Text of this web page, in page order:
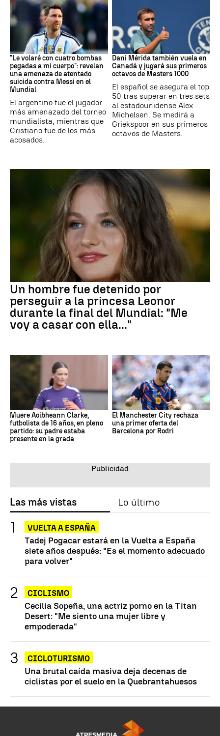
Mundial 2026
"Le volaré con cuatro bombas
pegadas a mi cuerpo": revelan
una amenaza de atentado
suicida contra Messi en el
Mundial
El argentino fue el jugador
más amenazado del torneo
mundialista, mientras que
Cristiano fue de los más
acosados.
Tenis
Dani Mérida también vuela en
Canadá y jugará sus primeros
octavos de Masters 1000
El español se asegura el top
50 tras superar en tres sets
al estadounidense Alex
Michelsen. Se medirá a
Griekspoor en sus primeros
octavos de Masters.
Un hombre fue detenido por
perseguir a la princesa Leonor
durante la final del Mundial: "Me
voy a casar con ella..."
Muere Aoibheann Clarke,
futbolista de 16 años, en pleno
partido: su padre estaba
presente en la grada
El Manchester City rechaza
una primer oferta del
Barcelona por Rodri
Las más vistas Lo último
VUELTA A ESPAÑA
Tadej Pogacar estará en la Vuelta a España
siete años después: "Es el momento adecuado
para volver"
CICLISMO
Cecilia Sopeña, una actriz porno en la Titan
Desert: "Me siento una mujer libre y
empoderada"
CICLOTURISMO
Una brutal caída masiva deja decenas de
ciclistas por el suelo en la Quebrantahuesos